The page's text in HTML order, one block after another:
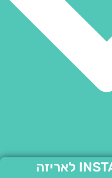
מערכות INSTAPAK לאריזה